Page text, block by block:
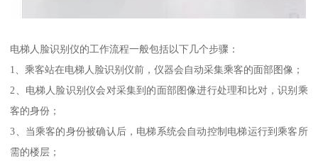
电梯人脸识别仪的工作流程一般包括以下几个步骤：
1、乘客站在电梯人脸识别仪前，仪器会自动采集乘客的面部图像；
2、电梯人脸识别仪会对采集到的面部图像进行处理和比对，识别乘
客的身份；
3、当乘客的身份被确认后，电梯系统会自动控制电梯运行到乘客所
需的楼层；